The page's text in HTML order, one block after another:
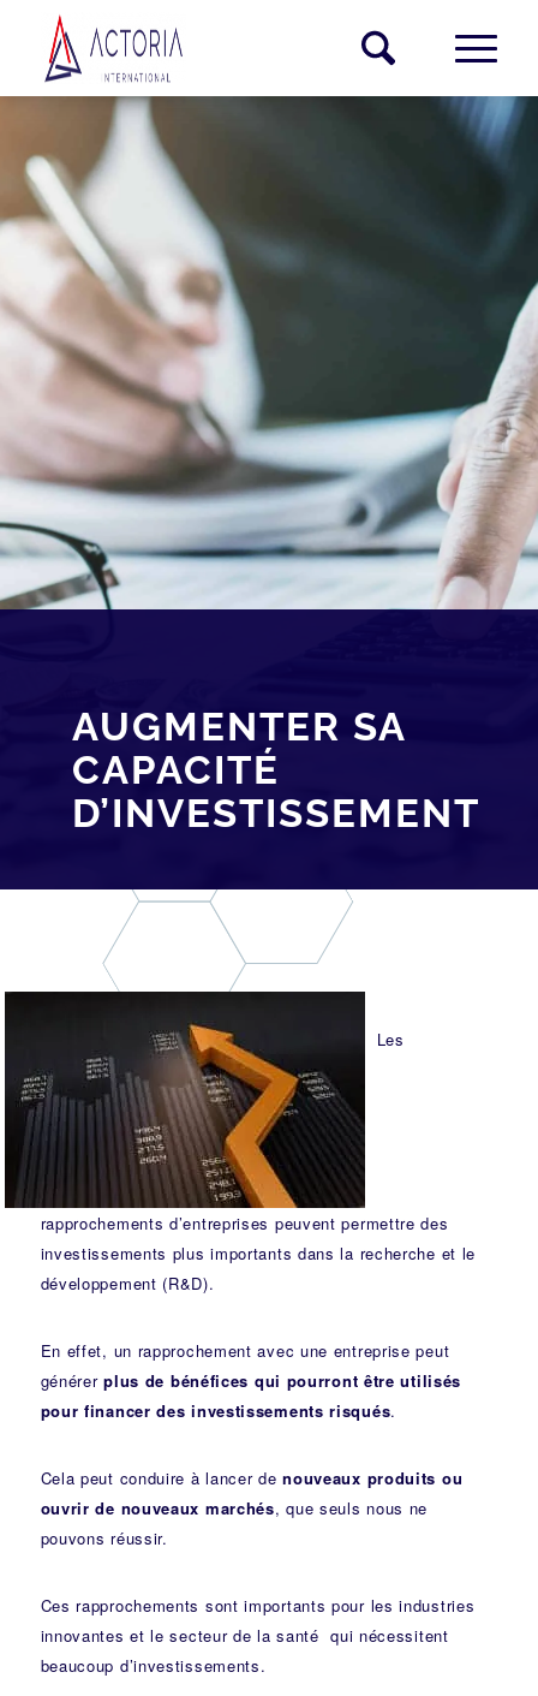
AUGMENTER SA
CAPACITÉ
D’INVESTISSEMENT
Les
rapprochements d’entreprises peuvent permettre des
investissements plus importants dans la recherche et le
développement (R&D).
En effet, un rapprochement avec une entreprise peut
générerplus de bénéfices qui pourront être utilisés
pour financer des investissements risqués.
Cela peut conduire à lancer denouveaux produits ou
ouvrir de nouveaux marchés, que seuls nous ne
pouvons réussir.
Ces rapprochements sont importants pour les industries
innovantes et le secteur de la santé qui nécessitent
beaucoup d’investissements.